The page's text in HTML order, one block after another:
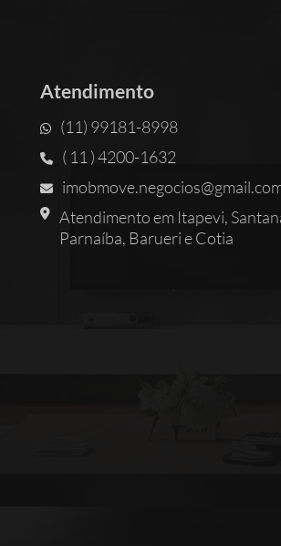
Atendimento
(11) 99181-8998
( 11 ) 4200-1632
Atendimento em Itapevi,
Parnaíba, Barueri e Cotia